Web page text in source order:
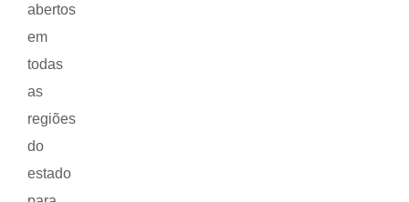
abertos
em
todas
as
regiões
do
estado